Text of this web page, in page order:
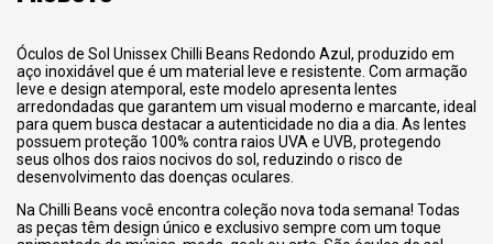
Óculos de Sol Unissex Chilli Beans Redondo Azul, produzido em
aço inoxidável que é um material leve e resistente. Com armação
leve e design atemporal, este modelo apresenta lentes
arredondadas que garantem um visual moderno e marcante, ideal
para quem busca destacar a autenticidade no dia a dia. As lentes
possuem proteção 100% contra raios UVA e UVB, protegendo
seus olhos dos raios nocivos do sol, reduzindo o risco de
desenvolvimento das doenças oculares.
Na Chilli Beans você encontra coleção nova toda semana! Todas
as peças têm design único e exclusivo sempre com um toque